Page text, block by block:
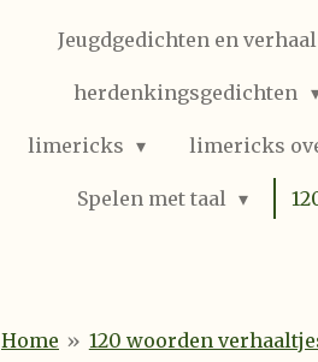
Jeugdgedichten en verhaal
herdenkingsgedichten
limericks limericks
Spelen met taal
Home » 120 woorden